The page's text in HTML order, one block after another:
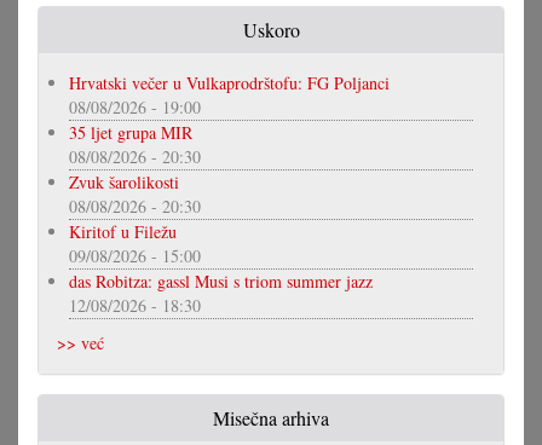
Uskoro
Hrvatski večer u Vulkaprodrštofu: FG Poljanci
08/08/2026 - 19:00
35 ljet grupa MIR
08/08/2026 - 20:30
Zvuk šarolikosti
08/08/2026 - 20:30
Kiritof u Filežu
09/08/2026 - 15:00
das Robitza: gassl Musi s triom summer jazz
12/08/2026 - 18:30
>> već
Misečna arhiva